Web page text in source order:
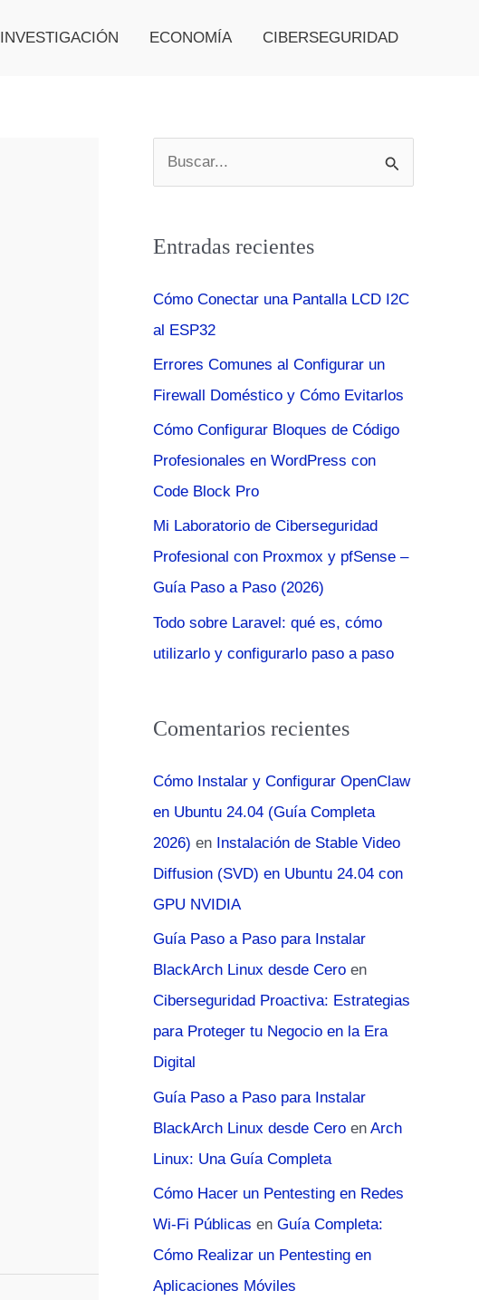
INVESTIGACIÓN ECONOMÍA CIBERSEGURIDAD
u
c
r
p
o
r
:
Entradas recientes
Cómo Conectar una Pantalla LCD I2C
al ESP32
Errores Comunes al Configurar un
Firewall Doméstico y Cómo Evitarlos
Cómo Configurar Bloques de Código
Profesionales en WordPress con
Code Block Pro
Mi Laboratorio de Ciberseguridad
Profesional con Proxmox y pfSense –
Guía Paso a Paso (2026)
Todo sobre Laravel: qué es, cómo
utilizarlo y configurarlo paso a paso
Comentarios recientes
Cómo Instalar y Configurar OpenClaw
en Ubuntu 24.04 (Guía Completa
2026) en Instalación de Stable Video
Diffusion (SVD) en Ubuntu 24.04 con
GPU NVIDIA
Guía Paso a Paso para Instalar
BlackArch Linux desde Cero en
Ciberseguridad Proactiva: Estrategias
para Proteger tu Negocio en la Era
Digital
Guía Paso a Paso para Instalar
BlackArch Linux desde Cero en Arch
Linux: Una Guía Completa
Cómo Hacer un Pentesting en Redes
Wi-Fi Públicas en Guía Completa:
Cómo Realizar un Pentesting en
Aplicaciones Móviles